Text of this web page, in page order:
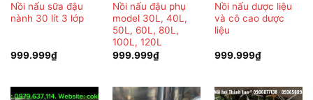
Nồi nấu sữa đậu
nành 30 lít 3 lớp
999.999₫
Nồi nấu đậu phụ
model 30L, 40L,
50L, 60L, 80L,
100L, 120L
999.999₫
Nồi nấu dược liệu
và cô cao dược
liệu
999.999₫